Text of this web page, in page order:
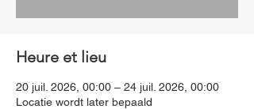
Heure et lieu
20 juil. 2026, 00:00 – 24 juil. 2026, 00:00
Locatie wordt later bepaald